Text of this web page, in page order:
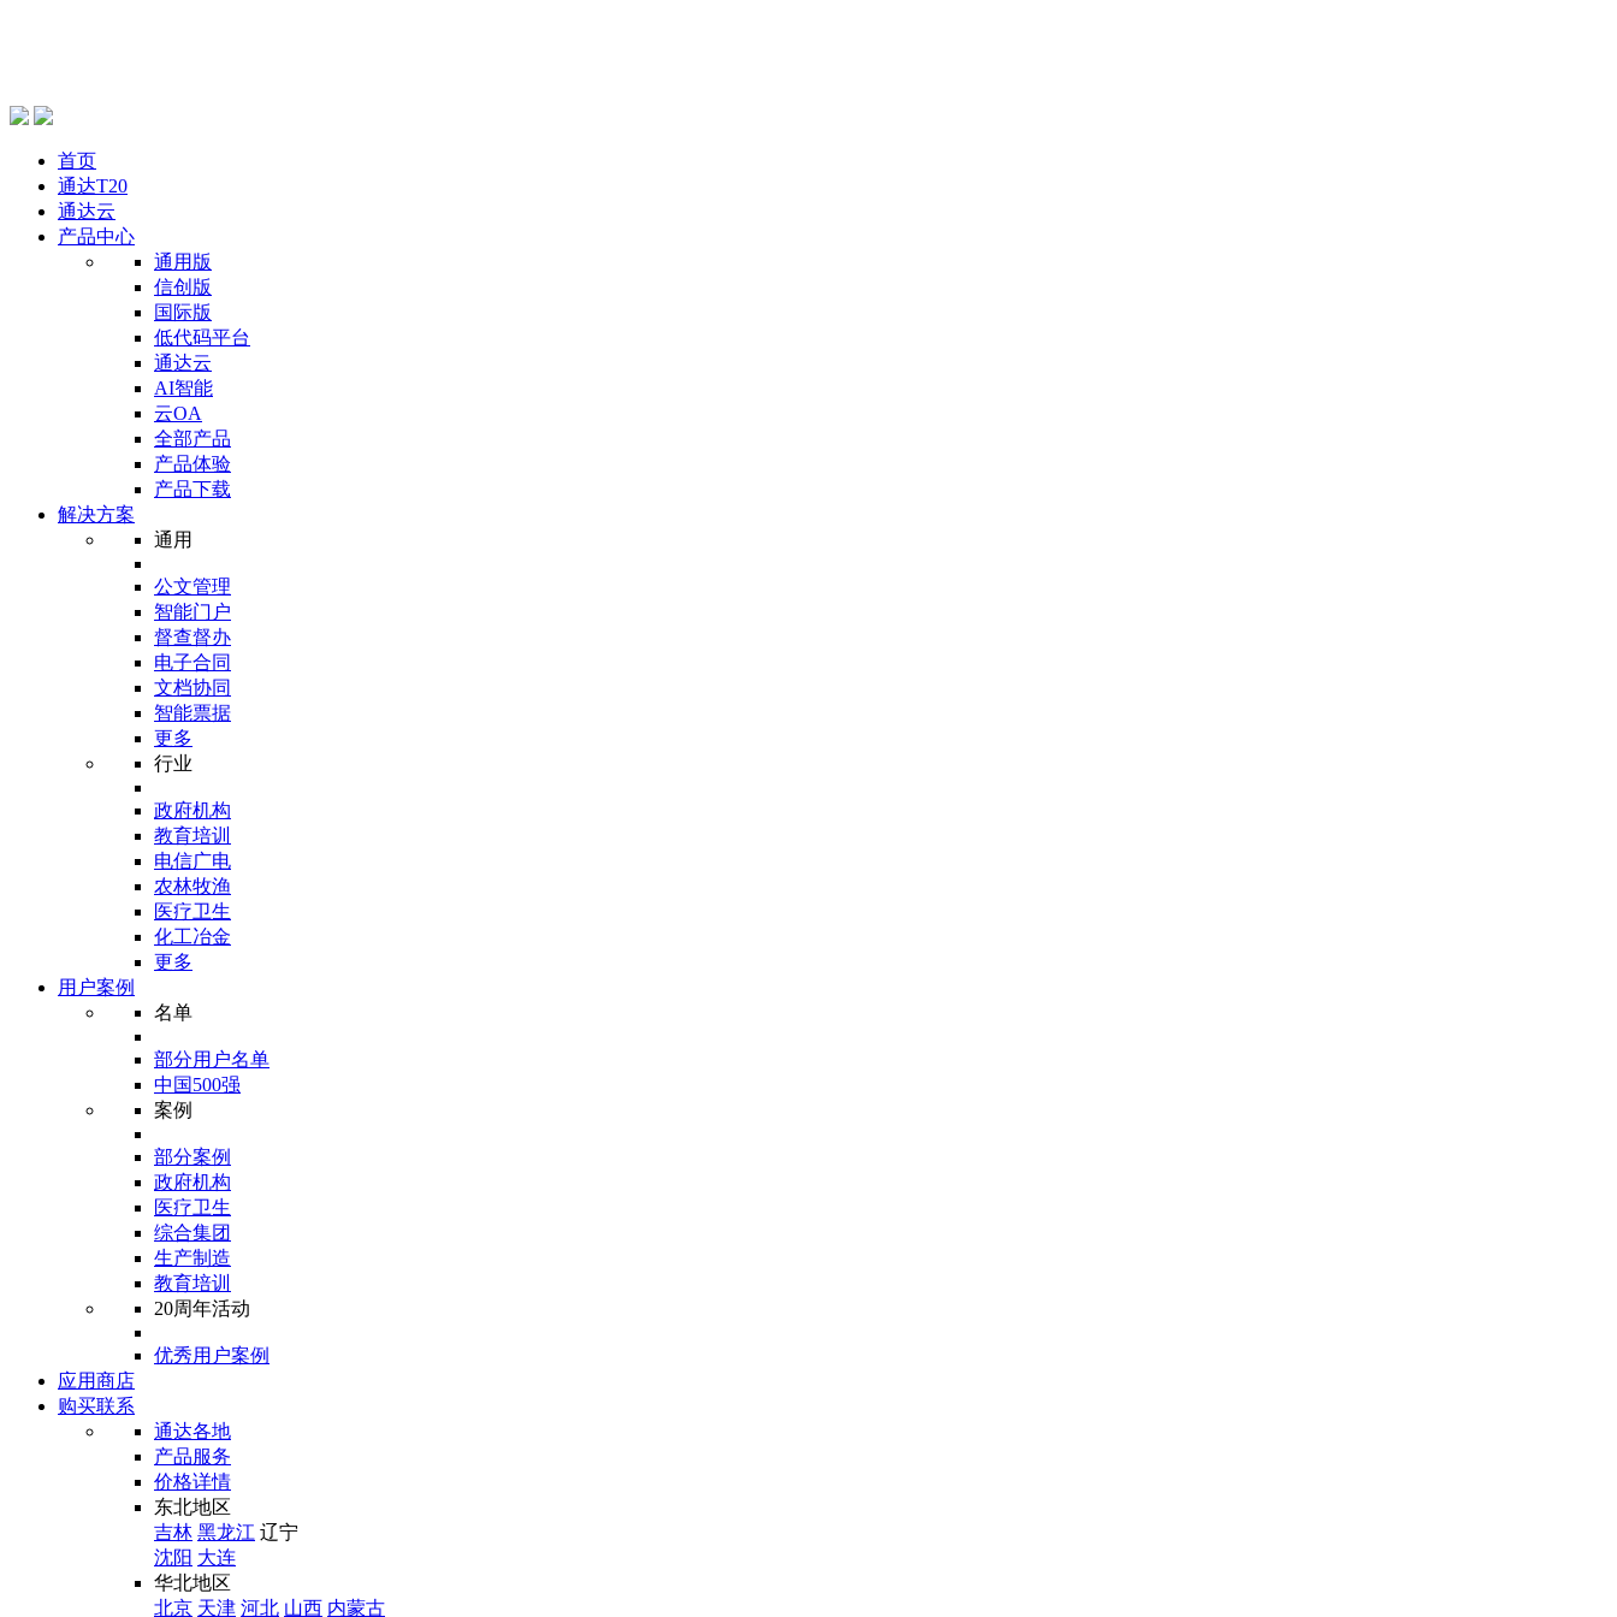
首页
通达T20
通达云
产品中心
通用版
信创版
国际版
低代码平台
通达云
AI智能
云OA
全部产品
产品体验
产品下载
解决方案
通用
公文管理
智能门户
督查督办
电子合同
文档协同
智能票据
更多
行业
政府机构
教育培训
电信广电
农林牧渔
医疗卫生
化工冶金
更多
用户案例
名单
部分用户名单
中国500强
案例
部分案例
政府机构
医疗卫生
综合集团
生产制造
教育培训
20周年活动
优秀用户案例
应用商店
购买联系
通达各地
产品服务
价格详情
东北地区
吉林 黑龙江 辽宁
沈阳 大连
华北地区
北京 天津 河北 山西 内蒙古